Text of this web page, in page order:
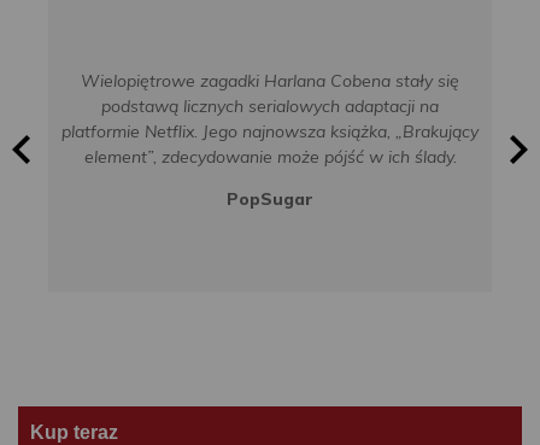
Wielopiętrowe zagadki Harlana Cobena stały się
podstawą licznych serialowych adaptacji na
platformie Netflix. Jego najnowsza książka, „Brakujący
element”, zdecydowanie może pójść w ich ślady.
PopSugar
Kup teraz